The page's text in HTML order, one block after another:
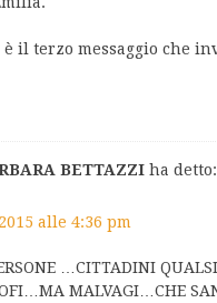
il terzo messaggio che
BETTAZZI ha detto:
alle 4:36 pm
…CITTADINI
MALVAGI…CHE